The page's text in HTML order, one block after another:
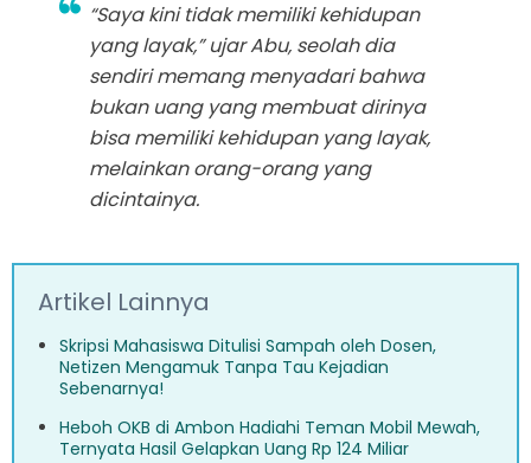
“Saya kini tidak memiliki kehidupan
yang layak,” ujar Abu, seolah dia
sendiri memang menyadari bahwa
bukan uang yang membuat dirinya
bisa memiliki kehidupan yang layak,
melainkan orang-orang yang
dicintainya.
Artikel Lainnya
Skripsi Mahasiswa Ditulisi Sampah oleh Dosen,
Netizen Mengamuk Tanpa Tau Kejadian
Sebenarnya!
Heboh OKB di Ambon Hadiahi Teman Mobil Mewah,
Ternyata Hasil Gelapkan Uang Rp 124 Miliar